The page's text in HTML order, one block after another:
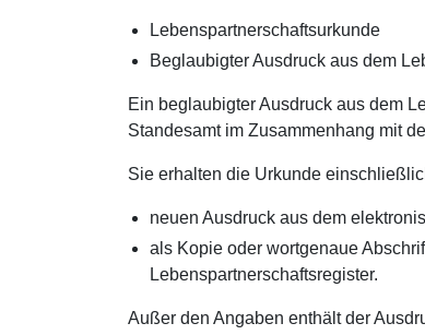
Lebenspartnerschaftsurkunde
Beglaubigter Ausdruck aus dem
Ein beglaubigter Ausdruck aus dem
Standesamt im Zusammenhang mit
Sie erhalten die Urkunde
neuen Ausdruck aus dem
als Kopie oder wortgenaue
Lebenspartnerschaftsregister.
Außer den Angaben enthält der